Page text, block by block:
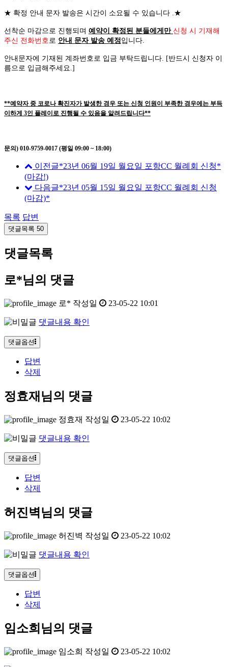
★ 확정 안내 문자 발송은 시간이 소요될 수 있습니다 .★
선착순 마감으로 진행되며 예약이 확정된 분들에게만 신청 시 기재해
주신 전화번호로 안내 문자 발송 예정입니다.
안내문자에 기재된 계좌번호로 입금 부탁드립니다. [반드시 신청자 이
름으로 입금해주세요.]
**예약자 중 코로나 확진자가 발생한 경우 또는 신청 인원이 부족한 경우에는 부득
이하게 3인 플레이로 진행될 수 있음을 알려드립니다**
문의) 010-9759-0017 (평일 09:00 ~ 18:00)
이전글*23년 06월 19일 월요일 포항CC 월례회 신청*
(마감!)
다음글*23년 05월 15일 월요일 포항CC 월례회 신청
(마감)*
목록 답변
댓글목록 50
댓글목록
로*님의 댓글
로* 작성일 23-05-22 10:01
댓글내용 확인
댓글옵션
답변
삭제
정효재님의 댓글
정효재 작성일 23-05-22 10:02
댓글내용 확인
댓글옵션
답변
삭제
허진벽님의 댓글
허진벽 작성일 23-05-22 10:02
댓글내용 확인
댓글옵션
답변
삭제
임소희님의 댓글
임소희 작성일 23-05-22 10:02